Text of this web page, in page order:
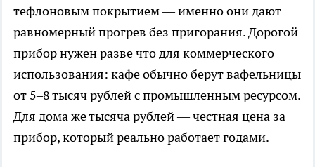
тефлоновым покрытием — именно они дают
равномерный прогрев без пригорания. Дорогой
прибор нужен разве что для коммерческого
использования: кафе обычно берут вафельницы
от 5–8 тысяч рублей с промышленным ресурсом.
Для дома же тысяча рублей — честная цена за
прибор, который реально работает годами.